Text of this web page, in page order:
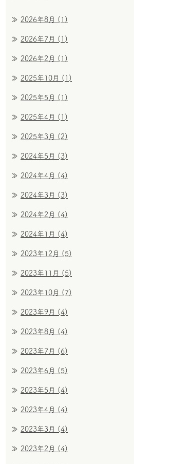
2026年8月 (1)
2026年7月 (1)
2026年2月 (1)
2025年10月 (1)
2025年5月 (1)
2025年4月 (1)
2025年3月 (2)
2024年5月 (3)
2024年4月 (4)
2024年3月 (3)
2024年2月 (4)
2024年1月 (4)
2023年12月 (5)
2023年11月 (5)
2023年10月 (7)
2023年9月 (4)
2023年8月 (4)
2023年7月 (6)
2023年6月 (5)
2023年5月 (4)
2023年4月 (4)
2023年3月 (4)
2023年2月 (4)